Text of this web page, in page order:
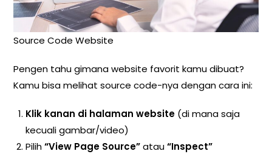
Source Code Website
Pengen tahu gimana website favorit kamu dibuat?
Kamu bisa melihat source code-nya dengan cara ini:
Klik kanan di halaman website (di mana saja
kecuali gambar/video)
Pilih“View Page Source”atau“Inspect”